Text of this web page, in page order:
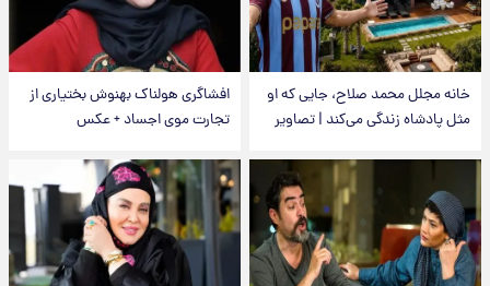
خانه مجلل محمد صلاح، جایی که او
مثل پادشاه زندگی می‌کند | تصاویر
افشاگری هولناک بهنوش بختیاری از
تجارت موی اجساد + عکس